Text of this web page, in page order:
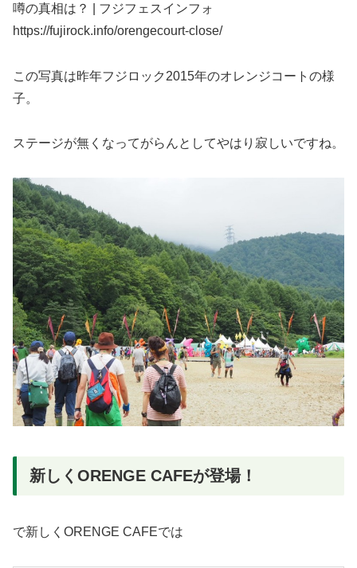
噂の真相は？ | フジフェスインフォ
https://fujirock.info/orengecourt-close/
この写真は昨年フジロック2015年のオレンジコートの様
子。
ステージが無くなってがらんとしてやはり寂しいですね。
新しくORENGE CAFEが登場！
で新しくORENGE CAFEでは